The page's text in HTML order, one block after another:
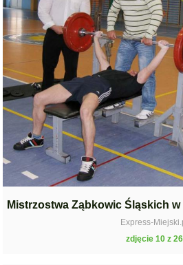
Mistrzostwa Ząbkowic Śląskich
Express-
zdjęcie 10 z 26